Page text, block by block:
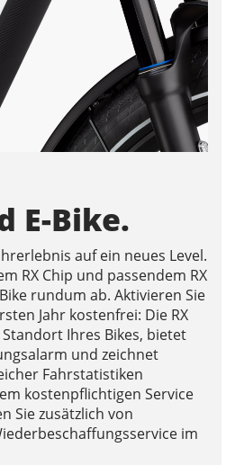
E-Bike.
auf ein neues Level.
RX Chip und passendem RX
rundum ab. Aktivieren Sie
Jahr kostenfrei: Die RX
Ihres Bikes, bietet
und zeichnet
Fahrstatistiken
kostenpflichtigen Service
Sie zusätzlich von
im